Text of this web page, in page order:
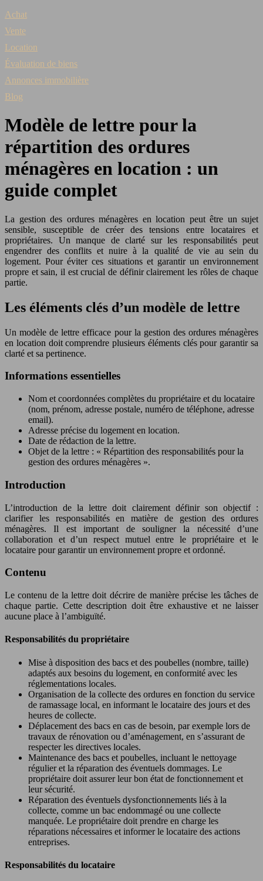
Achat
Vente
Location
Évaluation de biens
Annonces immobilière
Blog
Modèle de lettre pour la
répartition des ordures
ménagères en location : un
guide complet
La gestion des ordures ménagères en location peut être un sujet
sensible, susceptible de créer des tensions entre locataires et
propriétaires. Un manque de clarté sur les responsabilités peut
engendrer des conflits et nuire à la qualité de vie au sein du
logement. Pour éviter ces situations et garantir un environnement
propre et sain, il est crucial de définir clairement les rôles de chaque
partie.
Les éléments clés d’un modèle de lettre
Un modèle de lettre efficace pour la gestion des ordures ménagères
en location doit comprendre plusieurs éléments clés pour garantir sa
clarté et sa pertinence.
Informations essentielles
Nom et coordonnées complètes du propriétaire et du locataire
(nom, prénom, adresse postale, numéro de téléphone, adresse
email).
Adresse précise du logement en location.
Date de rédaction de la lettre.
Objet de la lettre : « Répartition des responsabilités pour la
gestion des ordures ménagères ».
Introduction
L’introduction de la lettre doit clairement définir son objectif :
clarifier les responsabilités en matière de gestion des ordures
ménagères. Il est important de souligner la nécessité d’une
collaboration et d’un respect mutuel entre le propriétaire et le
locataire pour garantir un environnement propre et ordonné.
Contenu
Le contenu de la lettre doit décrire de manière précise les tâches de
chaque partie. Cette description doit être exhaustive et ne laisser
aucune place à l’ambiguïté.
Responsabilités du propriétaire
Mise à disposition des bacs et des poubelles (nombre, taille)
adaptés aux besoins du logement, en conformité avec les
réglementations locales.
Organisation de la collecte des ordures en fonction du service
de ramassage local, en informant le locataire des jours et des
heures de collecte.
Déplacement des bacs en cas de besoin, par exemple lors de
travaux de rénovation ou d’aménagement, en s’assurant de
respecter les directives locales.
Maintenance des bacs et poubelles, incluant le nettoyage
régulier et la réparation des éventuels dommages. Le
propriétaire doit assurer leur bon état de fonctionnement et
leur sécurité.
Réparation des éventuels dysfonctionnements liés à la
collecte, comme un bac endommagé ou une collecte
manquée. Le propriétaire doit prendre en charge les
réparations nécessaires et informer le locataire des actions
entreprises.
Responsabilités du locataire